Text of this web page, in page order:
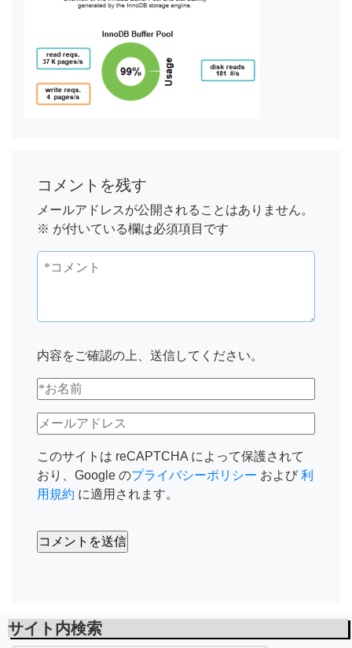
コメントを残す
メールアドレスが公開されることはありません。
※ が付いている欄は必須項目です
内容をご確認の上、送信してください。
このサイトは reCAPTCHA によって保護されて
おり、Google のプライバシーポリシー および 利
用規約 に適用されます。
サイト内検索